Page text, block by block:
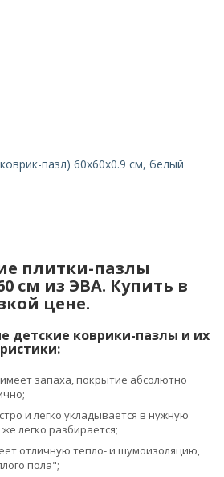
пазл) 60х60x0.9 см, белый
плитки-пазлы
см из ЭВА. Купить в
цене.
детские коврики-пазлы и их
запаха, покрытие абсолютно
и легко укладывается в нужную
легко разбирается;
отличную тепло- и шумоизоляцию,
пола";